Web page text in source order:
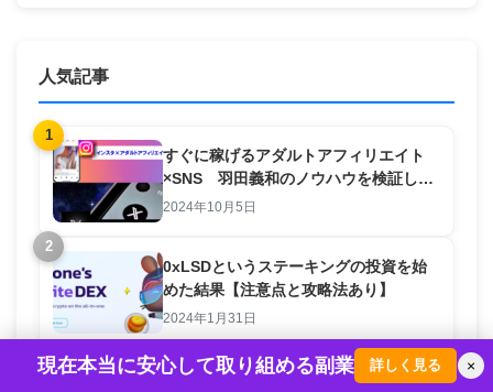
人気記事
1
すぐに稼げるアダルトアフィリエイト
×SNS 羽田義和のノウハウを検証して
みた。
2024年10月5日
2
0xLSDというステーキングの投資を始
めた結果【注意点と攻略法あり】
2024年1月31日
3
レンタルサーバはどこが良い？国内のサ
×
現在本当に安心して取り組める副業 詳しく見る